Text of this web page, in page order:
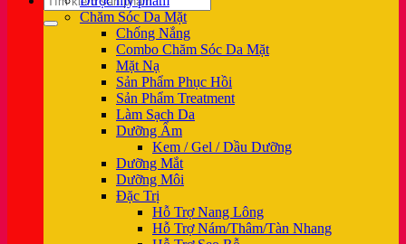
kiếm: Chăm Sóc Da Mặt
Chống Nắng
Combo Chăm Sóc Da Mặt
Mặt Nạ
Sản Phẩm Phục Hồi
Sản Phẩm Treatment
Làm Sạch Da
Dưỡng Ẩm
Kem / Gel / Dầu Dưỡng
Dưỡng Mắt
Dưỡng Môi
Đặc Trị
Hỗ Trợ Nang Lông
Hỗ Trợ Nám/Thâm/Tàn Nhang